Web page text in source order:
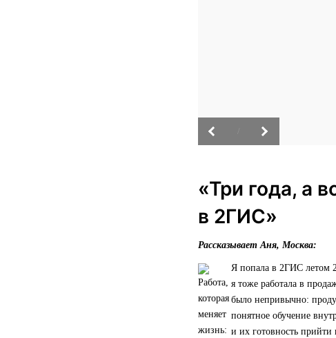
«Три года, а
в 2ГИС»
Рассказывает Аня, Москва:
Я попала в 2ГИС летом
я тоже работала в
было непривычно:
понятное обучение
и их готовность